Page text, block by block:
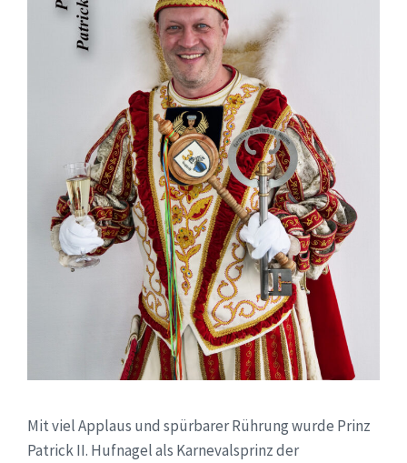
Mit viel Applaus und spürbarer Rührung wurde Prinz
Patrick II. Hufnagel als Karnevalsprinz der